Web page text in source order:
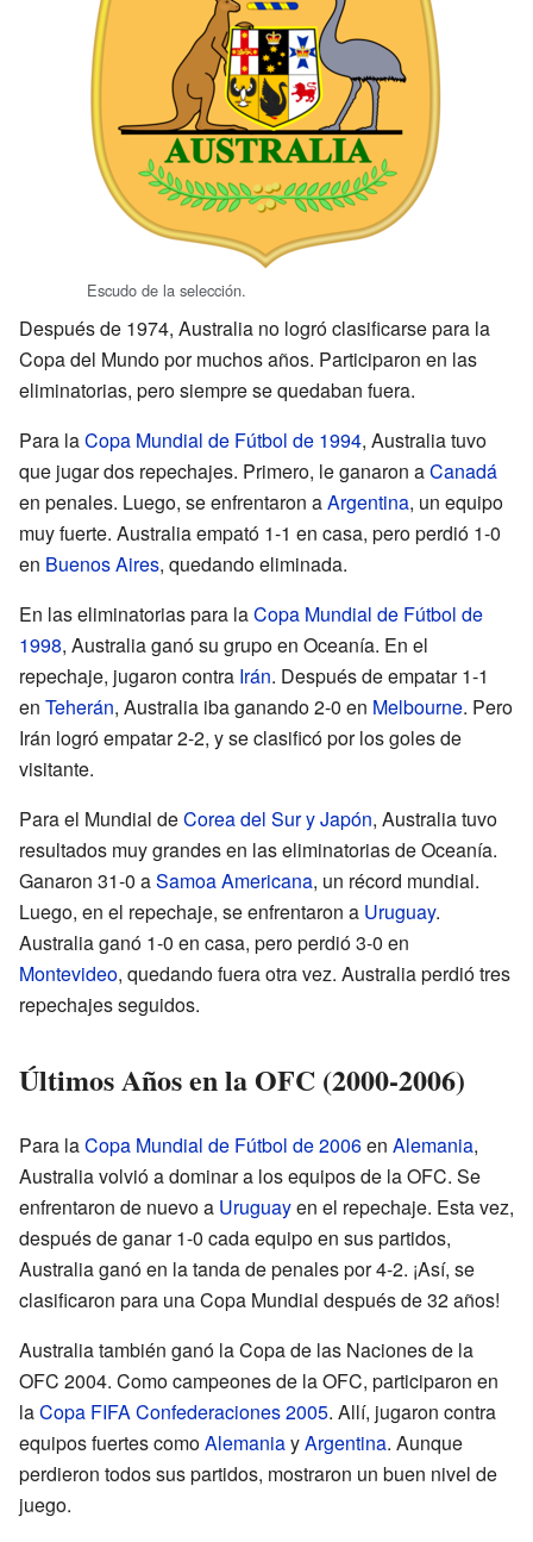
Escudo de la selección.
Después de 1974, Australia no logró clasificarse para la
Copa del Mundo por muchos años. Participaron en las
eliminatorias, pero siempre se quedaban fuera.
Para laCopa Mundial de Fútbol de 1994, Australia tuvo
que jugar dos repechajes. Primero, le ganaron aCanadá
en penales. Luego, se enfrentaron aArgentina, un equipo
muy fuerte. Australia empató 1-1 en casa, pero perdió 1-0
en Buenos Aires, quedando eliminada.
En las eliminatorias para laCopa Mundial de Fútbol de
1998, Australia ganó su grupo en Oceanía. En el
repechaje, jugaron contra Irán. Después de empatar 1-1
en Teherán, Australia iba ganando 2-0 en Melbourne. Pero
Irán logró empatar 2-2, y se clasificó por los goles de
visitante.
Para el Mundial deCorea del Sur y Japón, Australia tuvo
resultados muy grandes en las eliminatorias de Oceanía.
Ganaron 31-0 aSamoa Americana, un récord mundial.
Luego, en el repechaje, se enfrentaron a Uruguay.
Australia ganó 1-0 en casa, pero perdió 3-0 en
Montevideo, quedando fuera otra vez. Australia perdió tres
repechajes seguidos.
Últimos Años en la OFC (2000-2006)
Para laCopa Mundial de Fútbol de 2006en Alemania,
Australia volvió a dominar a los equipos de la OFC. Se
enfrentaron de nuevo a Uruguayen el repechaje. Esta vez,
después de ganar 1-0 cada equipo en sus partidos,
Australia ganó en la tanda de penales por 4-2. ¡Así, se
clasificaron para una Copa Mundial después de 32 años!
Australia también ganó la Copa de las Naciones de la
OFC 2004. Como campeones de la OFC, participaron en
laCopa FIFA Confederaciones 2005. Allí, jugaron contra
equipos fuertes comoAlemaniayArgentina. Aunque
perdieron todos sus partidos, mostraron un buen nivel de
juego.